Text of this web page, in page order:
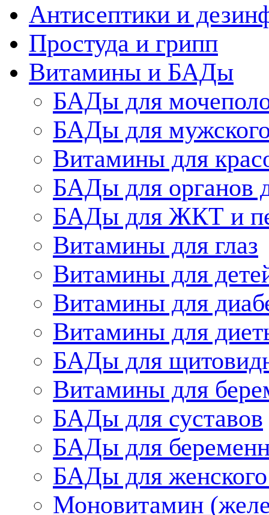
Антисептики и
Простуда и грипп
Витамины и БАДы
БАДы для
БАДы для
Витамины для
БАДы для органов
БАДы для ЖКТ и
Витамины для глаз
Витамины для
Витамины для
Витамины для
БАДы для
Витамины для
БАДы для суставов
БАДы для
БАДы для женского
Моновитамин